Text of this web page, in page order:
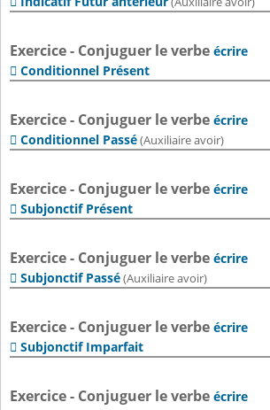
Exercice - Conjuguer le verbe écrire
 Conditionnel Présent
Exercice - Conjuguer le verbe écrire
 Conditionnel Passé(Auxiliaire avoir)
Exercice - Conjuguer le verbe écrire
 Subjonctif Présent
Exercice - Conjuguer le verbe écrire
 Subjonctif Passé(Auxiliaire avoir)
Exercice - Conjuguer le verbe écrire
 Subjonctif Imparfait
Exercice - Conjuguer le verbe écrire